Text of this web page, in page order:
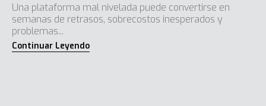
Una plataforma mal nivelada puede convertirse en
semanas de retrasos, sobrecostos inesperados y
problemas...